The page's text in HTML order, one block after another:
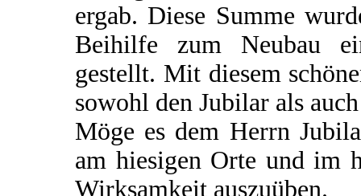
ergab. Diese Summe
Beihilfe zum Neubau
gestellt. Mit diesem
sowohl den Jubilar als
Möge es dem Herrn
am hiesigen Orte und im
Wirksamkeit auszuüben.